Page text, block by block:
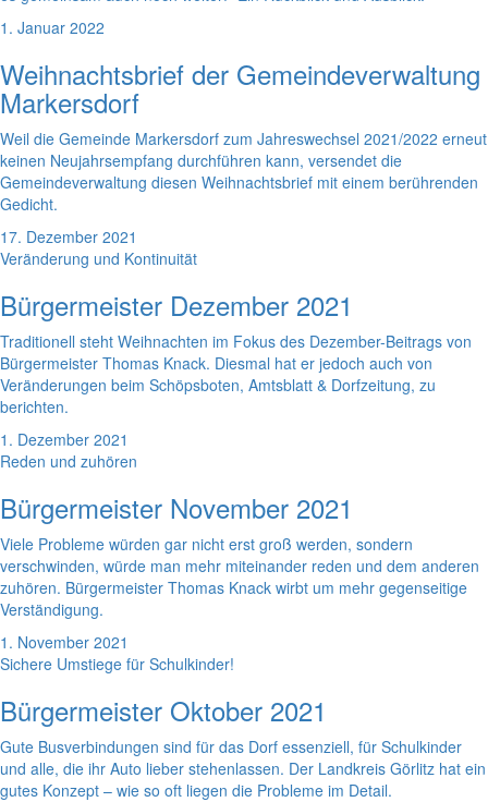
1. Januar 2022
Weihnachtsbrief der Gemeindeverwaltung
Markersdorf
Weil die Gemeinde Markersdorf zum Jahreswechsel 2021/2022 erneut
keinen Neujahrsempfang durchführen kann, versendet die
Gemeindeverwaltung diesen Weihnachtsbrief mit einem berührenden
Gedicht.
17. Dezember 2021
Veränderung und Kontinuität
Bürgermeister Dezember 2021
Traditionell steht Weihnachten im Fokus des Dezember-Beitrags von
Bürgermeister Thomas Knack. Diesmal hat er jedoch auch von
Veränderungen beim Schöpsboten, Amtsblatt & Dorfzeitung, zu
berichten.
1. Dezember 2021
Reden und zuhören
Bürgermeister November 2021
Viele Probleme würden gar nicht erst groß werden, sondern
verschwinden, würde man mehr miteinander reden und dem anderen
zuhören. Bürgermeister Thomas Knack wirbt um mehr gegenseitige
Verständigung.
1. November 2021
Sichere Umstiege für Schulkinder!
Bürgermeister Oktober 2021
Gute Busverbindungen sind für das Dorf essenziell, für Schulkinder
und alle, die ihr Auto lieber stehenlassen. Der Landkreis Görlitz hat ein
gutes Konzept – wie so oft liegen die Probleme im Detail.